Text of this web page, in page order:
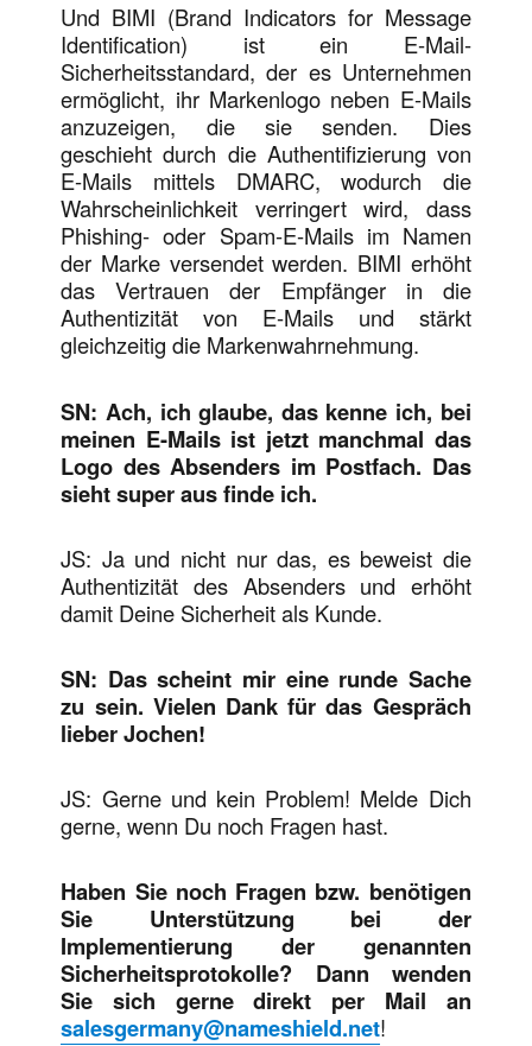
Und BIMI (Brand Indicators for Message
Identification) ist ein E-Mail-
Sicherheitsstandard, der es Unternehmen
ermöglicht, ihr Markenlogo neben E-Mails
anzuzeigen, die sie senden. Dies
geschieht durch die Authentifizierung von
E-Mails mittels DMARC, wodurch die
Wahrscheinlichkeit verringert wird, dass
Phishing- oder Spam-E-Mails im Namen
der Marke versendet werden. BIMI erhöht
das Vertrauen der Empfänger in die
Authentizität von E-Mails und stärkt
gleichzeitig die Markenwahrnehmung.
SN: Ach, ich glaube, das kenne ich, bei
meinen E-Mails ist jetzt manchmal das
Logo des Absenders im Postfach. Das
sieht super aus finde ich.
JS: Ja und nicht nur das, es beweist die
Authentizität des Absenders und erhöht
damit Deine Sicherheit als Kunde.
SN: Das scheint mir eine runde Sache
zu sein. Vielen Dank für das Gespräch
lieber Jochen!
JS: Gerne und kein Problem! Melde Dich
gerne, wenn Du noch Fragen hast.
Haben Sie noch Fragen bzw. benötigen
Sie Unterstützung bei der
Implementierung der genannten
Sicherheitsprotokolle? Dann wenden
Sie sich gerne direkt per Mail an
salesgermany@nameshield.net!